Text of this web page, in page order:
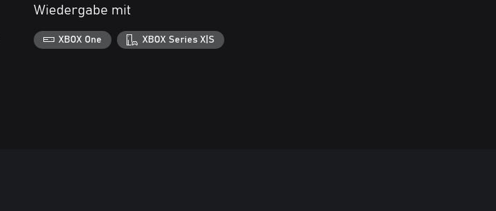
Wiedergabe mit
XBOX One XBOX Series X|S